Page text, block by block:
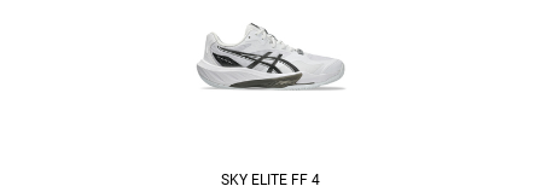
SKY ELITE FF 4